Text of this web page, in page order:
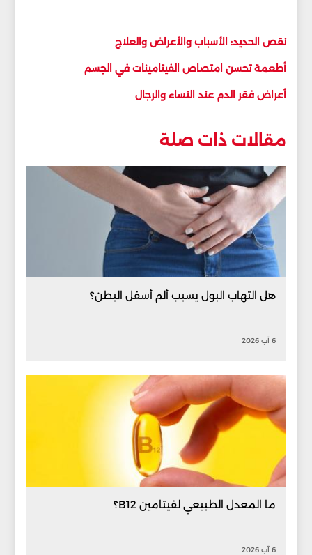
نقص الحديد: الأسباب والأعراض والعلاج
أطعمة تحسن امتصاص الفيتامينات في الجسم
أعراض فقر الدم عند النساء والرجال
مقالات ذات صلة
هل التهاب البول يسبب ألم أسفل البطن؟
6 آب 2026
ما المعدل الطبيعي لفيتامين B12؟
6 آب 2026